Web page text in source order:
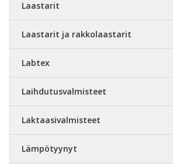
Laastarit
Laastarit ja rakkolaastarit
Labtex
Laihdutusvalmisteet
Laktaasivalmisteet
Lämpötyynyt